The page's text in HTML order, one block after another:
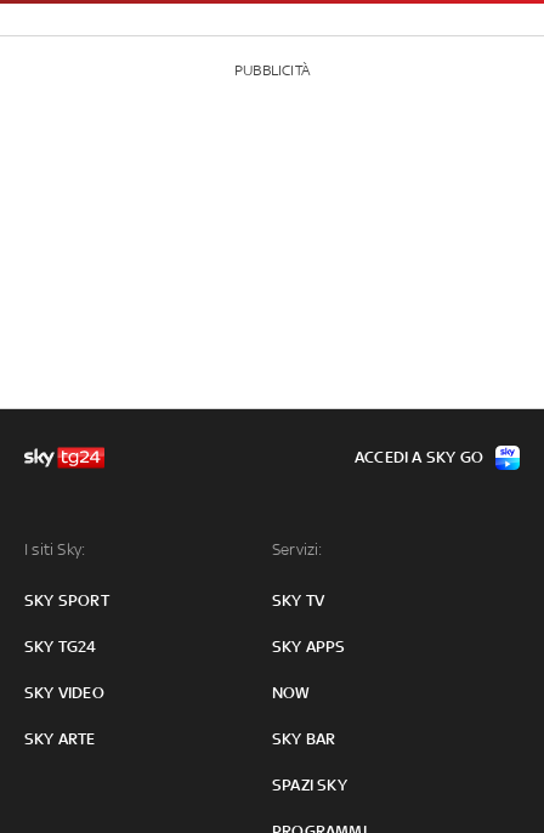
PUBBLICITÀ
I siti Sky:
SKY SPORT
SKY TG24
SKY VIDEO
SKY ARTE
Servizi:
SKY TV
SKY APPS
NOW
SKY BAR
SPAZI SKY
ACCEDI A SKY GO